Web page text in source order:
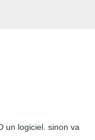
un logiciel. sinon va